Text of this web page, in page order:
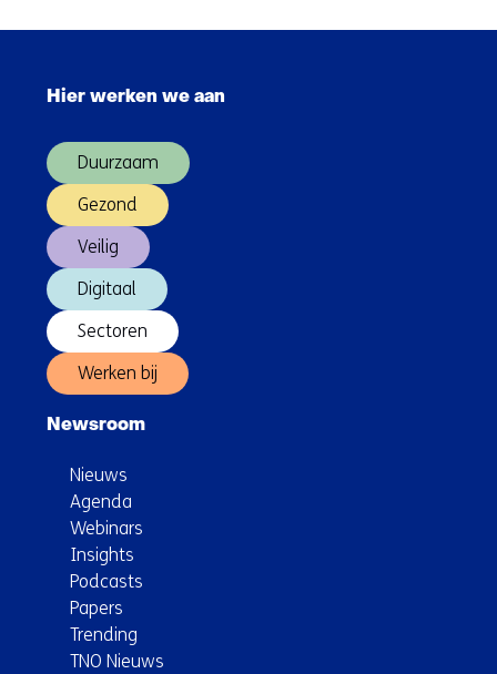
groei
een
leercultuur
Hier werken we aan
Duurzaam
Gezond
Veilig
Digitaal
Sectoren
Werken bij
Newsroom
Nieuws
Agenda
Webinars
Insights
Podcasts
Papers
Trending
TNO Nieuws